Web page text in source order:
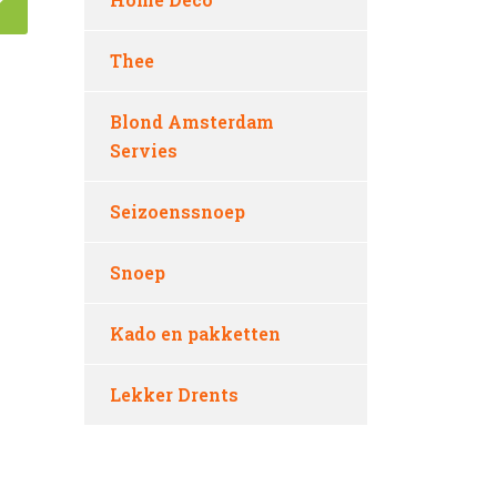
Thee
Blond Amsterdam
Servies
Seizoenssnoep
Snoep
Kado en pakketten
Lekker Drents